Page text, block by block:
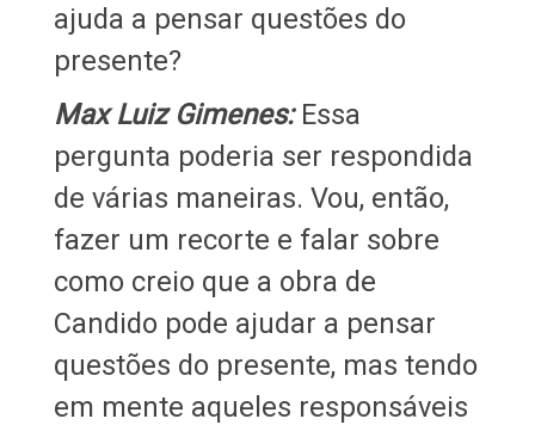
ajuda a pensar questões do
presente?
Max Luiz Gimenes: Essa
pergunta poderia ser respondida
de várias maneiras. Vou, então,
fazer um recorte e falar sobre
como creio que a obra de
Candido pode ajudar a pensar
questões do presente, mas tendo
em mente aqueles responsáveis